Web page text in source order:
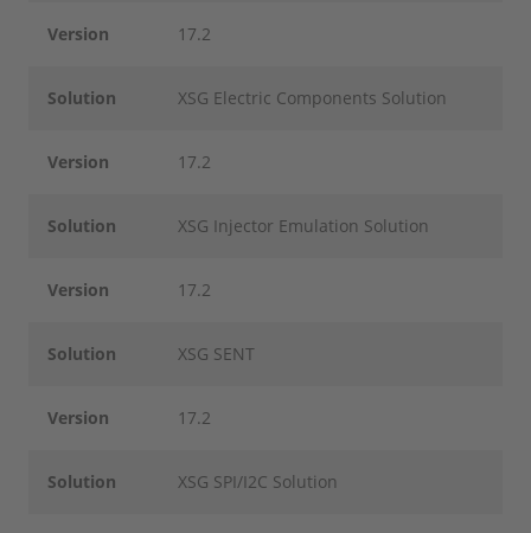
Version 17.2
Solution XSG Electric Components Solution
Version 17.2
Solution XSG Injector Emulation Solution
Version 17.2
Solution XSG SENT
Version 17.2
Solution XSG SPI/I2C Solution